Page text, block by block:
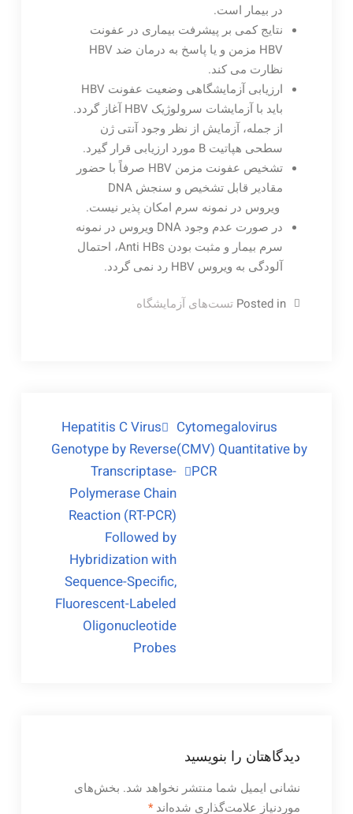
در بیمار است.
نتایج کمی بر پیشرفت بیماری در عفونت
HBV مزمن و یا پاسخ به درمان ضد HBV
نظارت می کند.
ارزیابی آزمایشگاهی وضعیت عفونت HBV
باید با آزمایشات سرولوژیک HBV آغاز گردد.
از جمله، آزمایش از نظر وجود آنتی ژن
سطحی هپاتیت B مورد ارزیابی قرار گیرد.
تشخیص عفونت مزمن HBV صرفاً با حضور
مقادیر قابل تشخیص و سنجش DNA
ویروس در نمونه سرم امکان پذیر نیست.
در صورت عدم وجود DNA ویروس در نمونه
سرم بیمار و مثبت بودن Anti HBs، احتمال
آلودگی به ویروس HBV رد نمی گردد.
Posted in تست‌های آزمایشگاه
راهبری
نوشته
Hepatitis C Virus
Genotype by Reverse
Transcriptase-
Polymerase Chain
Reaction (RT-PCR)
Followed by
Hybridization with
Sequence-Specific,
Fluorescent-Labeled
Oligonucleotide
Probes
Cytomegalovirus
(CMV) Quantitative by
PCR
دیدگاهتان را بنویسید
نشانی ایمیل شما منتشر نخواهد شد. بخش‌های
موردنیاز علامت‌گذاری شده‌اند *